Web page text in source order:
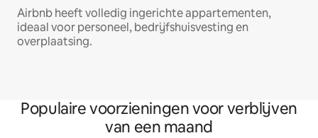
Airbnb heeft volledig ingerichte appartementen,
ideaal voor personeel, bedrijfshuisvesting en
overplaatsing.
Populaire voorzieningen voor verblijven
van een maand